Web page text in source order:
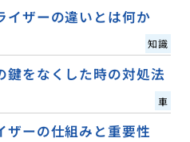
イザーの違いとは何か
知識
鍵をなくした時の対処法
車
ザーの仕組みと重要性